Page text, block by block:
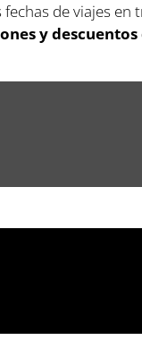
de viajes
y